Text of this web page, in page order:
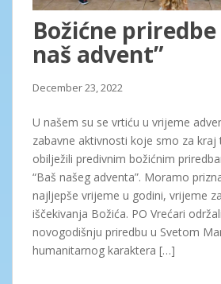
Božićne priredbe
naš advent”
December 23, 2022
U našem su se vrtiću u vrijeme
zabavne aktivnosti koje smo za kraj
obilježili predivnim božićnim
“Baš našeg adventa”. Moramo
najljepše vrijeme u godini, vrijeme
iščekivanja Božića. PO Vrećari
novogodišnju priredbu u Svetom
humanitarnog karaktera […]